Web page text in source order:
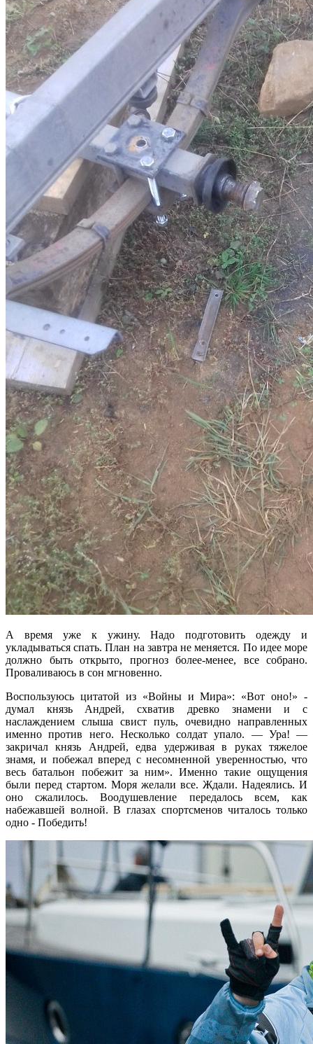
А время уже к ужину. Надо подготовить одежду и
укладываться спать. План на завтра не меняется. По идее море
должно быть открыто, прогноз более-менее, все собрано.
Проваливаюсь в сон мгновенно.
Воспользуюсь цитатой из «Войны и Мира»: «Вот оно!» -
думал князь Андрей, схватив древко знамени и с
наслаждением слыша свист пуль, очевидно направленных
именно против него. Несколько солдат упало. — Ура! —
закричал князь Андрей, едва удерживая в руках тяжелое
знамя, и побежал вперед с несомненной уверенностью, что
весь батальон побежит за ним». Именно такие ощущения
были перед стартом. Моря желали все. Ждали. Надеялись. И
оно сжалилось. Воодушевление передалось всем, как
набежавшей волной. В глазах спортсменов читалось только
одно - Победить!